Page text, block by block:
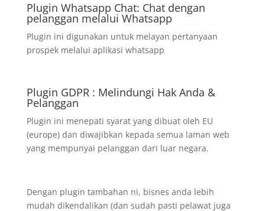
Plugin Whatsapp Chat: Chat dengan
pelanggan melalui Whatsapp
Plugin ini digunakan untuk melayan pertanyaan
prospek melalui aplikasi whatsapp
Plugin GDPR : Melindungi Hak Anda &
Pelanggan
Plugin ini menepati syarat yang dibuat oleh EU
(europe) dan diwajibkan kepada semua laman web
yang mempunyai pelanggan dari luar negara.
Dengan plugin tambahan ni, bisnes anda lebih
mudah dikendalikan (dan sudah pasti pelawat juga